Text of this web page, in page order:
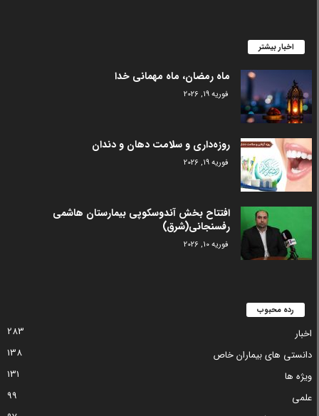
اخبار بیشتر
ماه رمضان، ماه مهمانی خدا
فوریه 19, 2026
روزه‌داری و سلامت دهان و دندان
فوریه 19, 2026
افتتاح بخش آندوسکوپی بیمارستان هاشمی
رفسنجانی(شرق)
فوریه 10, 2026
رده محبوب
اخبار
283
دانستی های بیماران خاص
138
ویژه ها
131
علمی
99